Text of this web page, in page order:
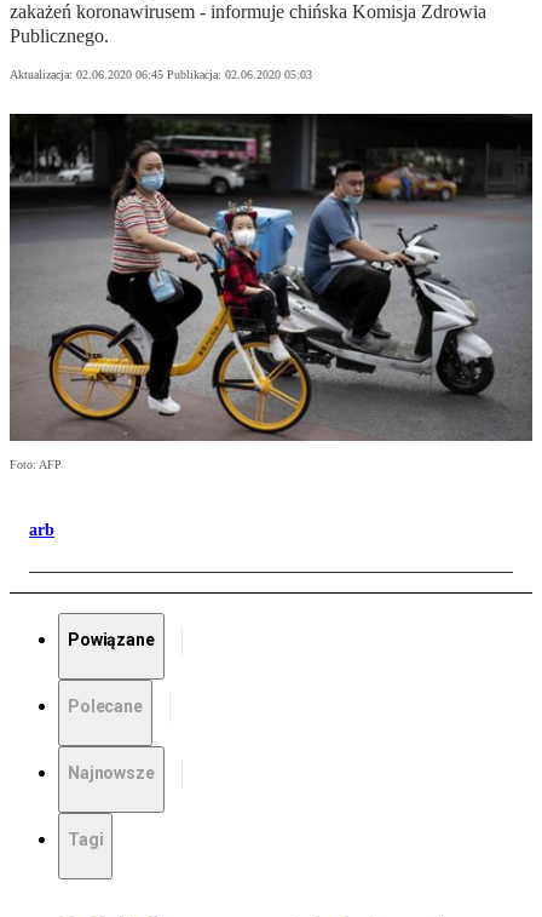
zakażeń koronawirusem - informuje chińska Komisja Zdrowia
Publicznego.
Aktualizacja: 02.06.2020 06:45 Publikacja: 02.06.2020 05:03
Foto: AFP
arb
Powiązane
Polecane
Najnowsze
Tagi